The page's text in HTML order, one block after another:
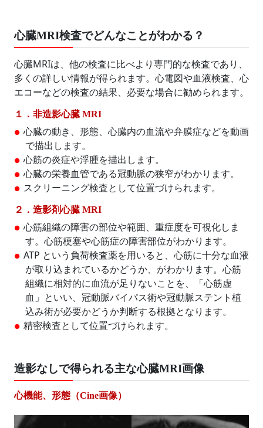
心臓MRI検査でどんなことがわかる？
心臓MRIは、他の検査に比べより専門的な検査であり、
多くの詳しい情報が得られます。心電図や血液検査、心
エコーなどの検査の結果、必要な場合に勧められます。
１．非造影心臓 MRI
心臓の動き、形態、心臓内の血流や弁膜症などを動画
で描出します。
心筋の炎症や浮腫を描出します。
心臓の栄養血管である冠動脈の狭窄がわかります。
スクリーニング検査として位置づけられます。
２．造影剤心臓 MRI
心筋組織の障害の部位や範囲、重症度を可視化しま
す。心筋梗塞や心筋症の障害部位がわかります。
ATP という負荷検査薬を用いると、心筋に十分な血液
が取り込まれているかどうか、がわかります。心筋
組織に相対的に血流が足りないことを、「心筋虚
血」といい、冠動脈バイパス術や冠動脈ステント植
込み術が必要かどうか判断する根拠となります。
精密検査として位置づけられます。
造影なしで得られる主な心臓MRI画像
心機能、形態（Cine画像）